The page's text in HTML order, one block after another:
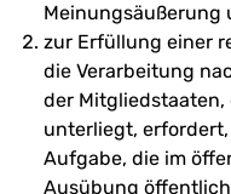
Meinungsäußerung
zur Erfüllung einer
die Verarbeitung
der
unterliegt,
Aufgabe, die im
Ausübung